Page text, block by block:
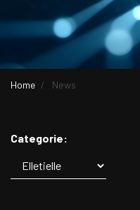
Home News
Categorie: